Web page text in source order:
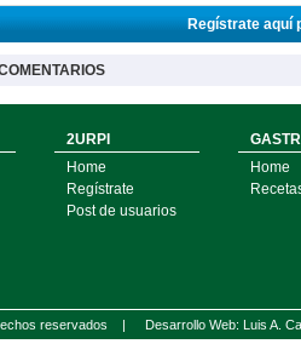
Regístrate aquí
2URPI
Home
Regístrate
Post de usuarios
Home
reservados | Desarrollo Web: Luis